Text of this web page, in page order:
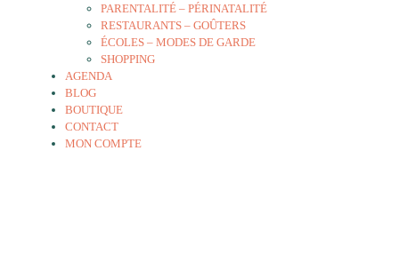
PARENTALITÉ – PÉRINATALITÉ
RESTAURANTS – GOÛTERS
ÉCOLES – MODES DE GARDE
SHOPPING
AGENDA
BLOG
BOUTIQUE
CONTACT
MON COMPTE